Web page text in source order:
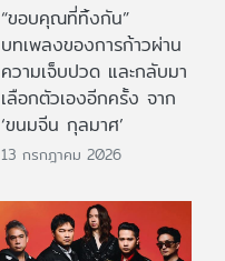
“ขอบคุณที่ทิ้งกัน”
บทเพลงของการก้าวผ่าน
ความเจ็บปวด และกลับมา
เลือกตัวเองอีกครั้ง จาก
‘ขนมจีน กุลมาศ’
13 กรกฎาคม 2026